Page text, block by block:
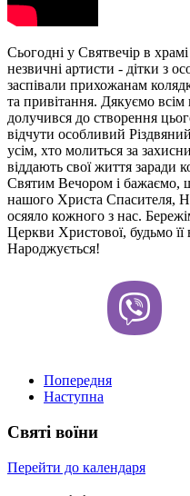
Сьогодні у Святвечір в
незвичні артисти - дітки з
заспівали прихожанам
та привітання. Дякуємо
долучився до створення
відчути особливий
усім, хто молиться за
віддають свої життя заради
Святим Вечором і бажаємо,
нашого Христа Спасителя,
осяяло кожного з нас.
Церкви Христової, будьмо
Народжується!
Попередня
Наступна
Святі воїни
Перейти до календаря